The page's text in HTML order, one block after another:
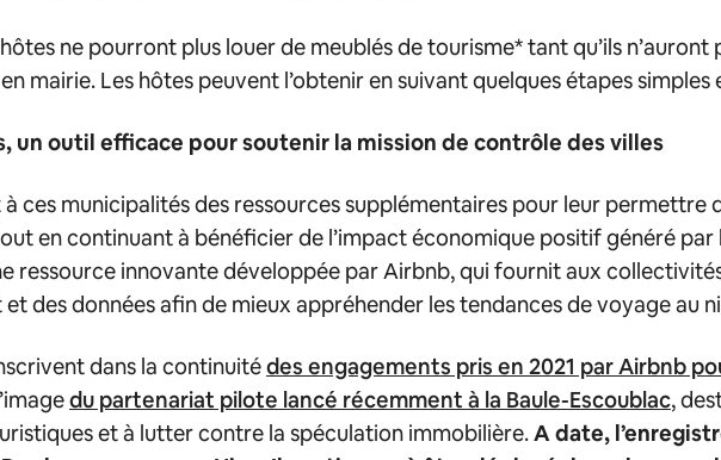
ne pourront plus louer de meublés de tourisme* tant qu’ils
mairie. Les hôtes peuvent l’obtenir en suivant quelques étapes
un outil efficace pour soutenir la mission de contrôle des villes
ces municipalités des ressources supplémentaires pour leur
en continuant à bénéficier de l’impact économique positif généré
ressource innovante développée par Airbnb, qui fournit aux
des données afin de mieux appréhender les tendances de voyage au
dans la continuitédes engagements pris en 2021 par Airbnb
du partenariat pilote lancé récemment à la Baule-Escoublac,
et à lutter contre la spéculation immobilière.A date,